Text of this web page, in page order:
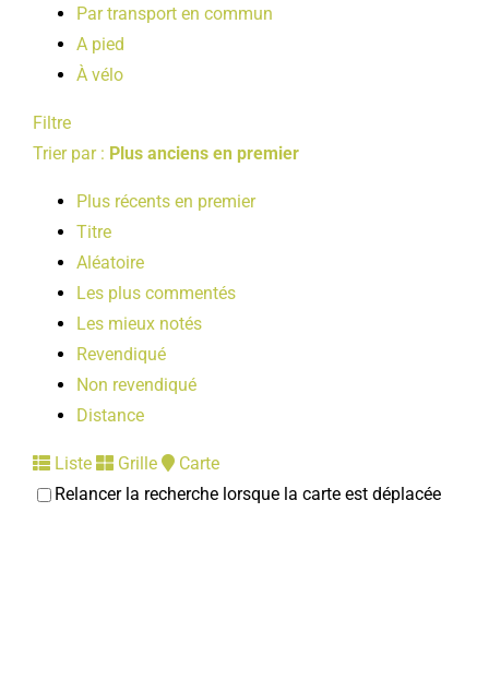
Par transport en commun
A pied
À vélo
Filtre
Trier par : Plus anciens en premier
Plus récents en premier
Titre
Aléatoire
Les plus commentés
Les mieux notés
Revendiqué
Non revendiqué
Distance
Liste Grille
Carte
Relancer la recherche lorsque la carte est déplacée